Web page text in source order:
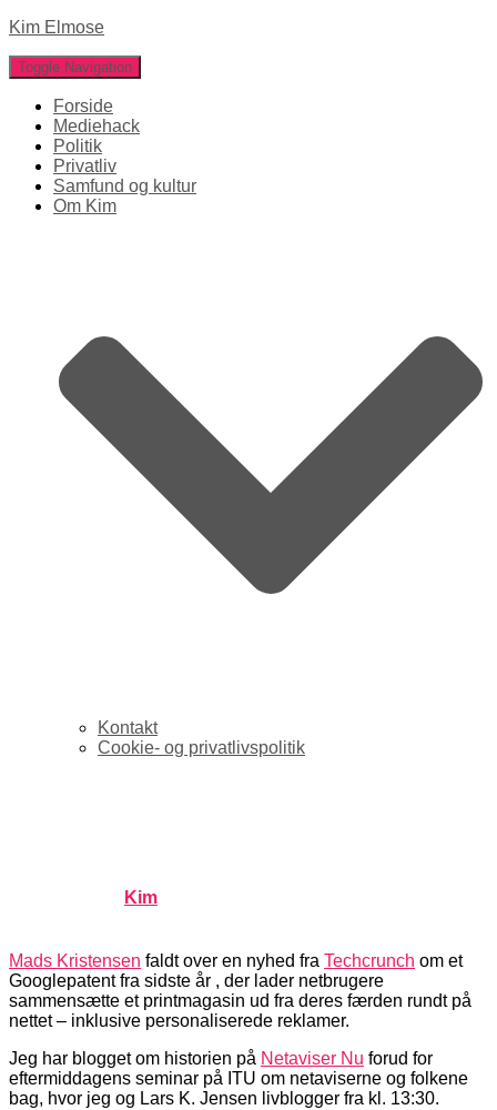
Kim Elmose
Toggle Navigation
Forside
Mediehack
Politik
Privatliv
Samfund og kultur
Om Kim
Kontakt
Cookie- og privatlivspolitik
Kim
Mads Kristensen faldt over en nyhed fra Techcrunch om et
Googlepatent fra sidste år , der lader netbrugere
sammensætte et printmagasin ud fra deres færden rundt på
nettet – inklusive personaliserede reklamer.
Jeg har blogget om historien på Netaviser Nu forud for
eftermiddagens seminar på ITU om netaviserne og folkene
bag, hvor jeg og Lars K. Jensen livblogger fra kl. 13:30.